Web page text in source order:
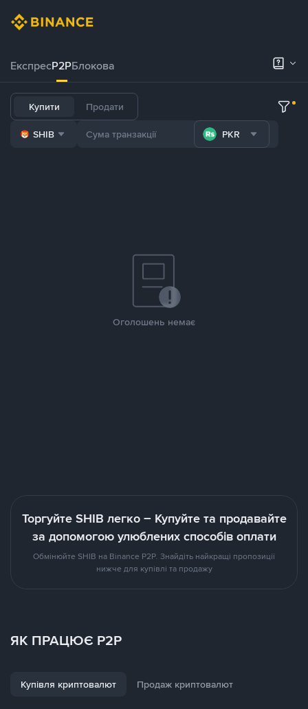
ЕкспресP2PБлокова
Купити Продати
SHIB PKR
Оголошень немає
Торгуйте SHIB легко – Купуйте та продавайте
за допомогою улюблених способів оплати
Обмінюйте SHIB на Binance P2P. Знайдіть найкращі пропозиції
нижче для купівлі та продажу
ЯК ПРАЦЮЄ P2P
Купівля криптовалют Продаж криптовалют